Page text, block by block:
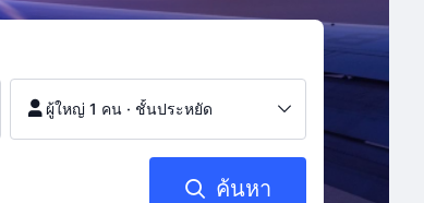
ผู้ใหญ่ 1 คน· ชั้นประหยัด
ค้นหา